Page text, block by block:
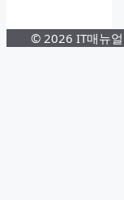
© 2026 IT매뉴얼